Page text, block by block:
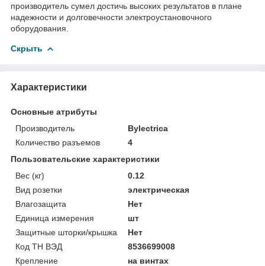
производитель сумел достичь высоких результатов в плане
надежности и долговечности электроустановочного
оборудования.
Скрыть
Характеристики
Основные атрибуты
Производитель
Bylectrica
Количество разъемов
4
Пользовательские характеристики
Вес (кг)
0.12
Вид розетки
электрическая
Влагозащита
Нет
Единица измерения
шт
Защитные шторки/крышка
Нет
Код ТН ВЭД
8536699008
Крепление
на винтах